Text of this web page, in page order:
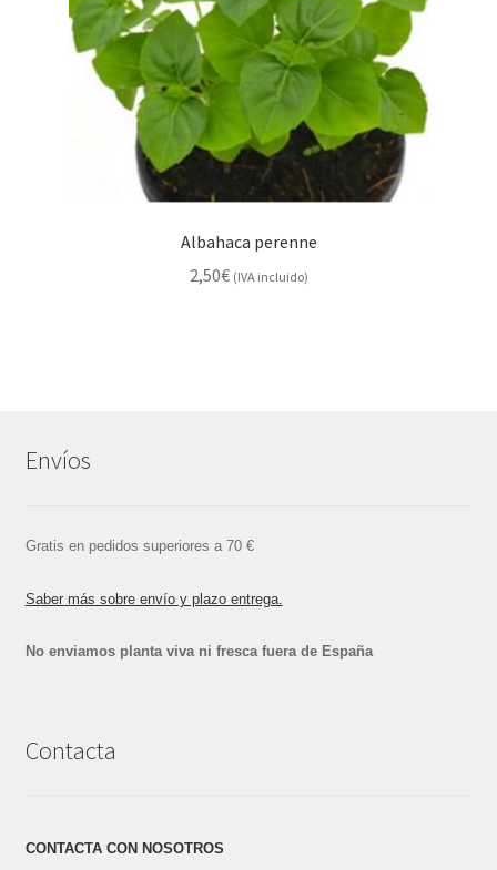
Albahaca perenne
2,50€ (IVA incluido)
Envíos
Gratis en pedidos superiores a 70 €
Saber más sobre envío y plazo entrega.
No enviamos planta viva ni fresca fuera de España
Contacta
CONTACTA CON NOSOTROS